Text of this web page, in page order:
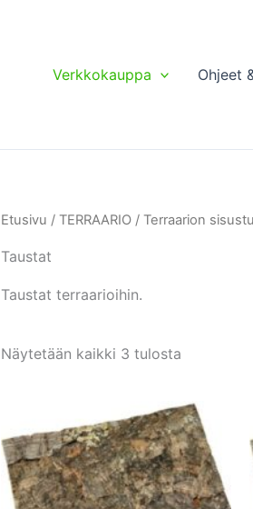
Verkkokauppa Ohjeet
Etusivu / TERRAARIO / Terraarion
Taustat
Taustat terraarioihin.
Näytetään kaikki 3 tulosta